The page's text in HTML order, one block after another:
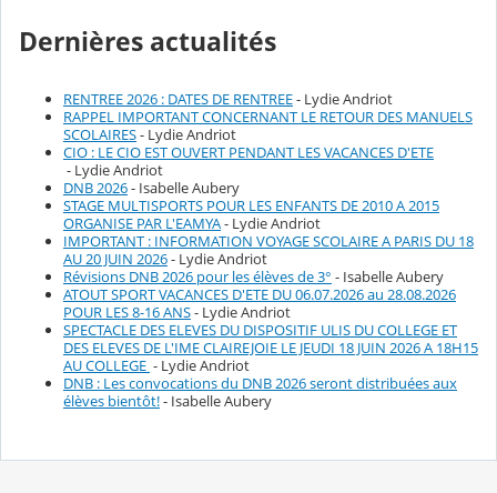
Dernières actualités
RENTREE 2026 : DATES DE RENTREE- Lydie Andriot
RAPPEL IMPORTANT CONCERNANT LE RETOUR DES MANUELS
SCOLAIRES- Lydie Andriot
CIO : LE CIO EST OUVERT PENDANT LES VACANCES D'ETE
- Lydie Andriot
DNB 2026- Isabelle Aubery
STAGE MULTISPORTS POUR LES ENFANTS DE 2010 A 2015
ORGANISE PAR L'EAMYA- Lydie Andriot
IMPORTANT : INFORMATION VOYAGE SCOLAIRE A PARIS DU 18
AU 20 JUIN 2026- Lydie Andriot
Révisions DNB 2026 pour les élèves de 3° - Isabelle Aubery
ATOUT SPORT VACANCES D'ETE DU 06.07.2026 au 28.08.2026
POUR LES 8-16 ANS- Lydie Andriot
SPECTACLE DES ELEVES DU DISPOSITIF ULIS DU COLLEGE ET
DES ELEVES DE L'IME CLAIREJOIE LE JEUDI 18 JUIN 2026 A 18H15
AU COLLEGE - Lydie Andriot
DNB : Les convocations du DNB 2026 seront distribuées aux
élèves bientôt!- Isabelle Aubery